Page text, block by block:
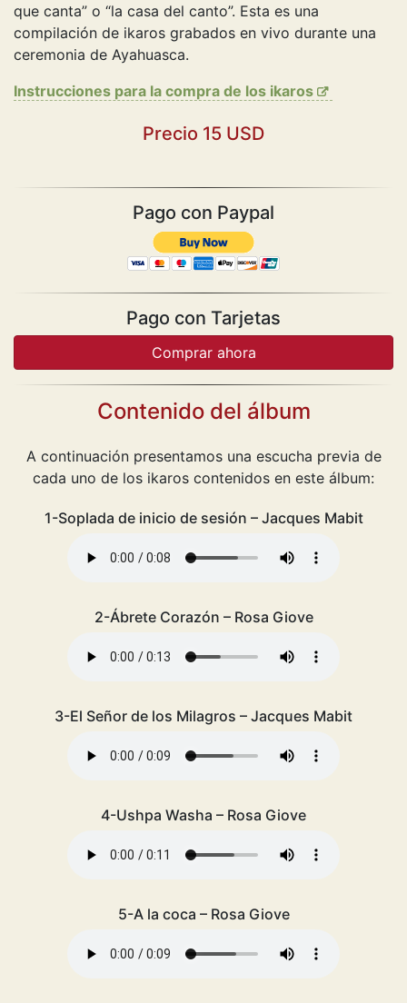
que canta” o “la casa del canto”. Esta es una
compilación de ikaros grabados en vivo durante una
ceremonia de Ayahuasca.
Instrucciones para la compra de los ikaros
Precio 15 USD
Pago con Paypal
Pago con Tarjetas
Contenido del álbum
A continuación presentamos una escucha previa de
cada uno de los ikaros contenidos en este álbum:
1-Soplada de inicio de sesión – Jacques Mabit
2-Ábrete Corazón – Rosa Giove
3-El Señor de los Milagros – Jacques Mabit
4-Ushpa Washa – Rosa Giove
5-A la coca – Rosa Giove